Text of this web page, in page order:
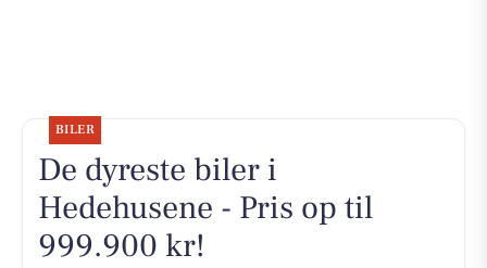
BILER
De dyreste biler i
Hedehusene - Pris op til
999.900 kr!